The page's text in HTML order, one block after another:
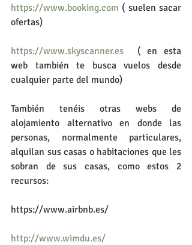
https://www.booking.com ( suelen sacar
ofertas)
https://www.skyscanner.es
  ( en esta
web también te busca vuelos desde
cualquier parte del mundo)
También tenéis otras webs de
alojamiento alternativo en donde las
personas, normalmente particulares,
alquilan sus casas o habitaciones que les
sobran de sus casas, como estos 2
recursos:
https://www.airbnb.es/
http://www.wimdu.es/